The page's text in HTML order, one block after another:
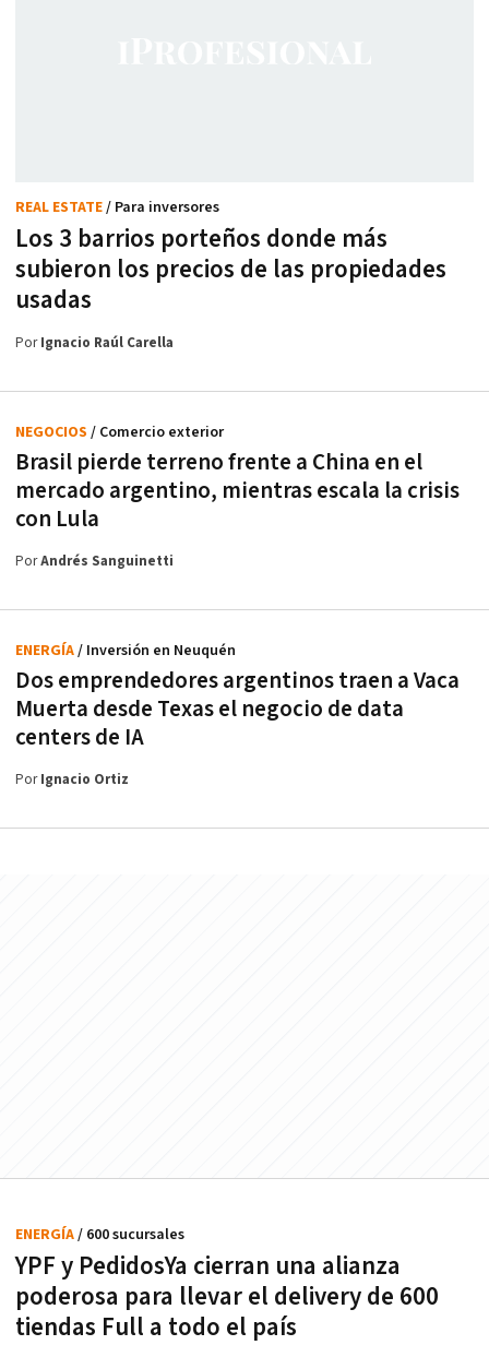
Los 3 barrios porteños donde más
subieron los precios de las propiedades
usadas
REAL ESTATE/ Para inversores
PorIgnacio Raúl Carella
Brasil pierde terreno frente a China en el
mercado argentino, mientras escala la crisis
con Lula
NEGOCIOS / Comercio exterior
PorAndrés Sanguinetti
Dos emprendedores argentinos traen a Vaca
Muerta desde Texas el negocio de data
centers de IA
ENERGÍA/ Inversión en Neuquén
PorIgnacio Ortiz
YPF y PedidosYa cierran una alianza
poderosa para llevar el delivery de 600
tiendas Full a todo el país
ENERGÍA/ 600 sucursales